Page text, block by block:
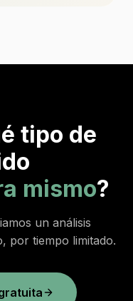
tipo de
mismo?
un análisis
por tiempo limitado.